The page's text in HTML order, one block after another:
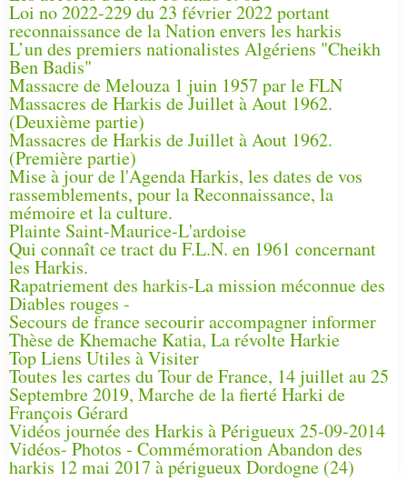
Loi no 2022-229 du 23 février 2022 portant
reconnaissance de la Nation envers les harkis
L’un des premiers nationalistes Algériens "Cheikh
Ben Badis"
Massacre de Melouza 1 juin 1957 par le FLN
Massacres de Harkis de Juillet à Aout 1962.
(Deuxième partie)
Massacres de Harkis de Juillet à Aout 1962.
(Première partie)
Mise à jour de l'Agenda Harkis, les dates de vos
rassemblements, pour la Reconnaissance, la
mémoire et la culture.
Plainte Saint-Maurice-L'ardoise
Qui connaît ce tract du F.L.N. en 1961 concernant
les Harkis.
Rapatriement des harkis-La mission méconnue des
Diables rouges -
Secours de france secourir accompagner informer
Thèse de Khemache Katia, La révolte Harkie
Top Liens Utiles à Visiter
Toutes les cartes du Tour de France, 14 juillet au 25
Septembre 2019, Marche de la fierté Harki de
François Gérard
Vidéos journée des Harkis à Périgueux 25-09-2014
Vidéos- Photos - Commémoration Abandon des
harkis 12 mai 2017 à périgueux Dordogne (24)